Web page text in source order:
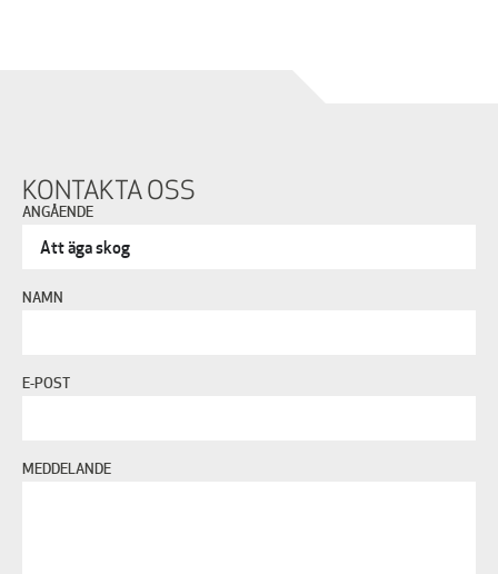
KONTAKTA OSS
ANGÅENDE
NAMN
E-POST
MEDDELANDE